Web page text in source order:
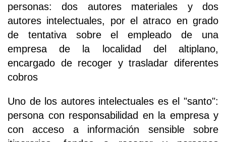
personas: dos autores materiales y dos
autores intelectuales, por el atraco en grado
de tentativa sobre el empleado de una
empresa de la localidad del altiplano,
encargado de recoger y trasladar diferentes
cobros
Uno de los autores intelectuales es el "santo":
persona con responsabilidad en la empresa y
con acceso a información sensible sobre